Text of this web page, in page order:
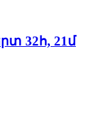
32հ, 21մ